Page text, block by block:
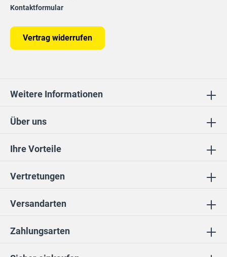
Ihre Vorteile
Vertretungen
Über uns
Kontaktformular
Vertrag widerrufen
Weitere Informationen
Zahlungsarten
Versandarten